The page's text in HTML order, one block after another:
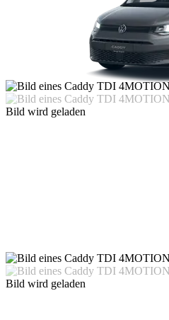
Bild wird geladen
Bild wird geladen